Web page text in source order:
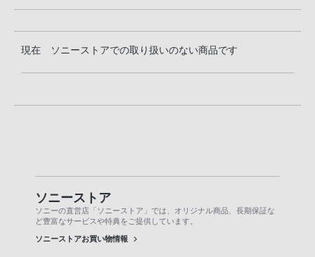
現在 ソニーストアでの取り扱いのない商品です
ソニーストア
ソニーの直営店「ソニーストア」では、オリジナル商品、長期保証な
ど豊富なサービスや特典をご提供しています。
ソニーストアお買い物情報